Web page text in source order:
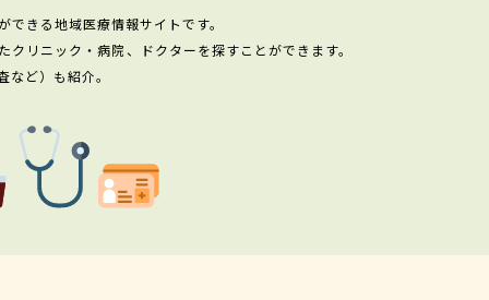
きる地域医療情報サイトです。
リニック・病院、ドクターを探すことができます。
ど）も紹介。